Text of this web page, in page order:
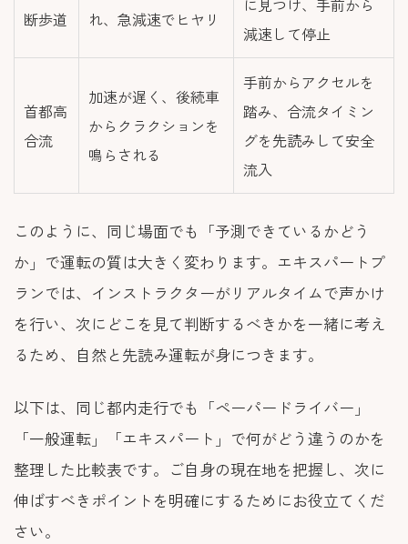
断歩道
れ、急減速でヒヤリ
に見つけ、手前から
減速して停止
首都高
合流
加速が遅く、後続車
からクラクションを
鳴らされる
手前からアクセルを
踏み、合流タイミン
グを先読みして安全
流入
このように、同じ場面でも「予測できているかどう
か」で運転の質は大きく変わります。エキスパートプ
ランでは、インストラクターがリアルタイムで声かけ
を行い、次にどこを見て判断するべきかを一緒に考え
るため、自然と先読み運転が身につきます。
以下は、同じ都内走行でも「ペーパードライバー」
「一般運転」「エキスパート」で何がどう違うのかを
整理した比較表です。ご自身の現在地を把握し、次に
伸ばすべきポイントを明確にするためにお役立てくだ
さい。